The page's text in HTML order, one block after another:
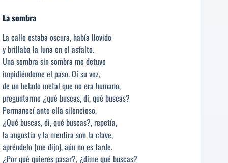
La sombra
La calle estaba oscura, había llovido
y brillaba la luna en el asfalto.
Una sombra sin sombra me detuvo
impidiéndome el paso. Oí su voz,
de un helado metal que no era humano,
preguntarme ¿qué buscas, di, qué buscas?
Permanecí ante ella silencioso.
¿Qué buscas, di, qué buscas?, repetía,
la angustia y la mentira son la clave,
apréndelo (me dijo), aún no es tarde.
¿Por qué quieres pasar?, ¿dime qué buscas?